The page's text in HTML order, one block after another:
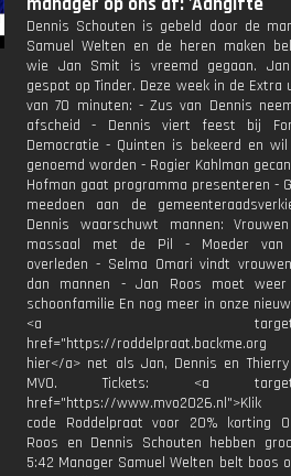
Dennis Schouten is gebeld door de
Samuel Welten en de heren maken
wie Jan Smit is vreemd gegaan.
gespot op Tinder. Deze week in de Extra
van 70 minuten: - Zus van Dennis
afscheid - Dennis viert feest bij
Democratie - Quinten is bekeerd en
genoemd worden - Rogier Kahlman
Hofman gaat programma presenteren -
meedoen aan de
Dennis waarschuwt mannen:
massaal met de Pil - Moeder van
overleden - Selma Omari vindt
dan mannen - Jan Roos moet
schoonfamilie En nog meer in onze
<a
href="https://roddelpraat.backme.org
hier</a> net als Jan, Dennis en
MVO. Tickets: <a
href="https://
code Roddelpraat voor 20% korting
Roos en Dennis Schouten hebben
5:42 Manager Samuel Welten belt boos